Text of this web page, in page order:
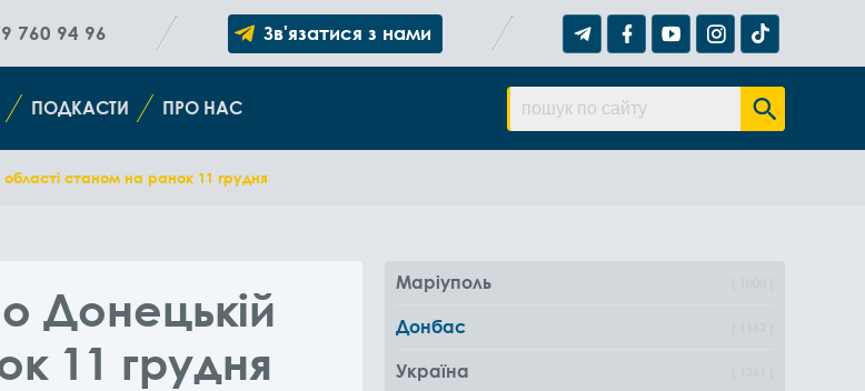
760 94 96 Зв'язатися з нами
ПОДКАСТИ ПРО НАС
станом на ранок 11 грудня
Донецькій
11 грудня
Маріуполь
Донбас
Україна